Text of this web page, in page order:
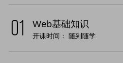
Web基础知识
开课时间： 随到随学